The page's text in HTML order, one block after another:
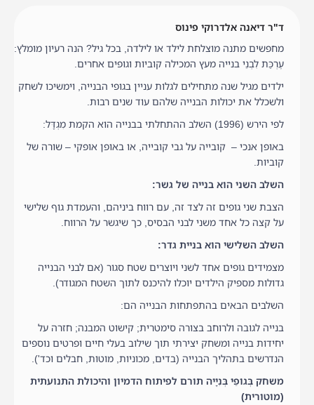
ד"ר דיאנה אלדרוקי פינוס
מחפשים מתנה מוצלחת לילד או לילדה, בכל גיל? הנה רעיון מומלץ:
עֶרְכַּת לִבְנֵי בנייה מעץ המכילה קוביות וגופים אחרים.
ילדים מגיל שנה מתחילים לגלות עניין בגופי הבנייה, וימשיכו לשחק
ולשכלל את יכולות הבנייה שלהם עוד שנים רבות.
לפי הירש (1996) השלב ההתחלתי בבנייה הוא הקמת מִגְדָּל:
באופן אנכי – קובייה על גבי קובייה, או באופן אופקי – שורה של
קוביות.
השלב השני הוא בנייה של גשר:
הצבת שני גופים זה לצד זה, עם רווח ביניהם, והעמדת גוף שלישי
על קצה כל אחד משני לבני הבסיס, כך שיגשר על הרווח.
השלב השלישי הוא בניית גדר:
מצמידים גופים אחד לשני ויוצרים שטח סגור (אם לבני הבנייה
גדולות מספיק הילדים יוכלו להיכנס לתוך השטח המגודר).
השלבים הבאים בהתפתחות הבנייה הם:
בנייה לגובה ולרוחב בצורה סימטרית; קישוט המבנה; חזרה על
יחידות בנייה ומשחק יצירתי תוך שילוב בעלי חיים ופרטים נוספים
הנדרשים בתהליך הבנייה (בדים, מכוניות, מוטות, חבלים וכד').
משחק בְּגופֵי בְּנִיָיה תורם לפיתוח הדמיון והיכולת התנועתית
(מוטורית)